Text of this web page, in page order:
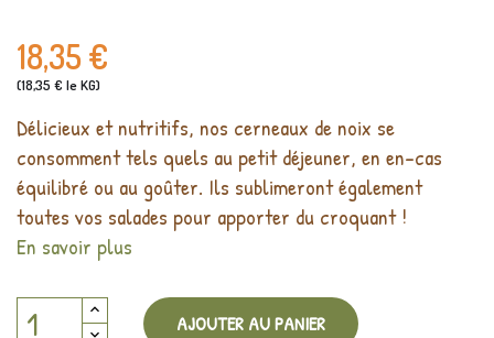
18,35 €
(18,35 € le KG)
Délicieux et nutritifs, nos cerneaux de noix se
consomment tels quels au petit déjeuner, en en-cas
équilibré ou au goûter. Ils sublimeront également
toutes vos salades pour apporter du croquant !
En savoir plus
AJOUTER AU PANIER